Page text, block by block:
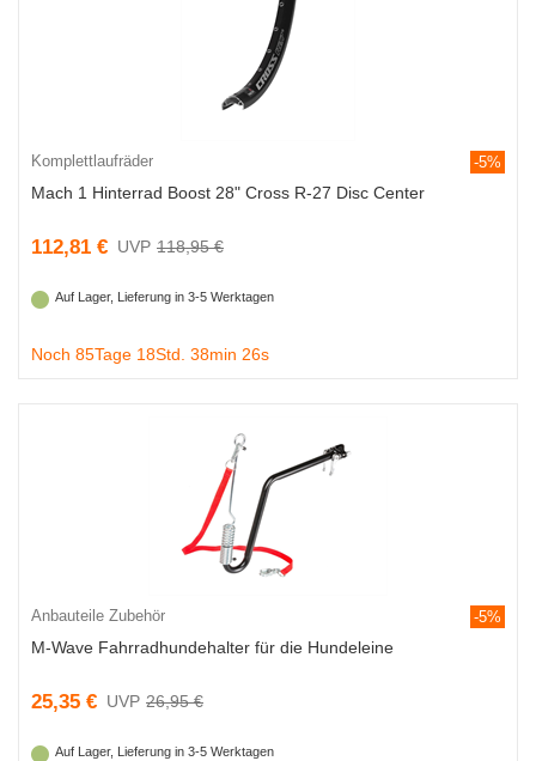
Komplettlaufräder -5%
Mach 1 Hinterrad Boost 28" Cross R-27 Disc Center
112,81 € 118,95 €
Auf Lager, Lieferung in 3-5 Werktagen
Noch 85Tage 18Std. 38min 25s
Anbauteile Zubehör -5%
M-Wave Fahrradhundehalter für die Hundeleine
25,35 € 26,95 €
Auf Lager, Lieferung in 3-5 Werktagen